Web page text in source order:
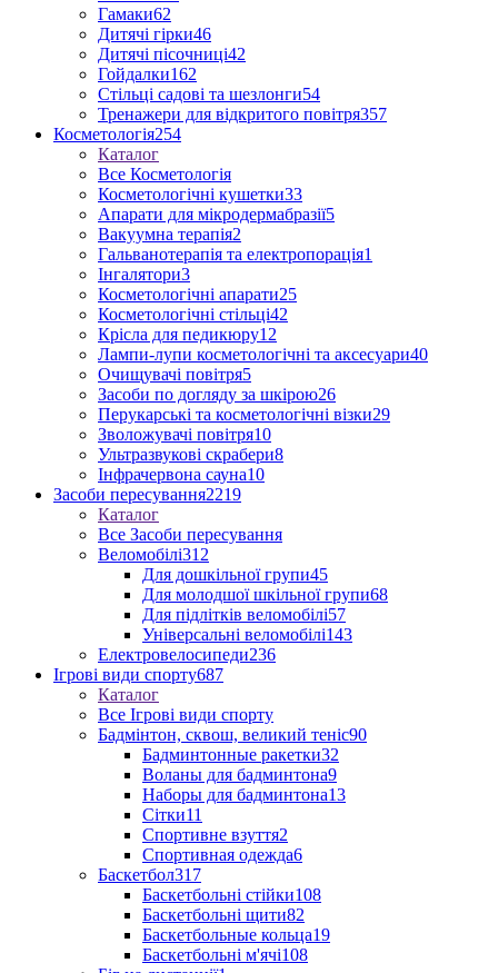
Гамаки62
Дитячі гірки46
Дитячі пісочниці42
Гойдалки162
Стільці садові та шезлонги54
Тренажери для відкритого повітря357
Косметологія254
Каталог
Все Косметологія
Косметологічні кушетки33
Апарати для мікродермабразії5
Вакуумна терапія2
Гальванотерапія та електропорація1
Інгалятори3
Косметологічні апарати25
Косметологічні стільці42
Крісла для педикюру12
Лампи-лупи косметологічні та аксесуари40
Очищувачі повітря5
Засоби по догляду за шкірою26
Перукарські та косметологічні візки29
Зволожувачі повітря10
Ультразвукові скрабери8
Інфрачервона сауна10
Засоби пересування2219
Каталог
Все Засоби пересування
Веломобілі312
Для дошкільної групи45
Для молодшої шкільної групи68
Для підлітків веломобілі57
Універсальні веломобілі143
Електровелосипеди236
Ігрові види спорту687
Каталог
Все Ігрові види спорту
Бадмінтон, сквош, великий теніс90
Бадминтонные ракетки32
Воланы для бадминтона9
Наборы для бадминтона13
Сітки11
Спортивне взуття2
Спортивная одежда6
Баскетбол317
Баскетбольні стійки108
Баскетбольні щити82
Баскетбольные кольца19
Баскетбольні м'ячі108